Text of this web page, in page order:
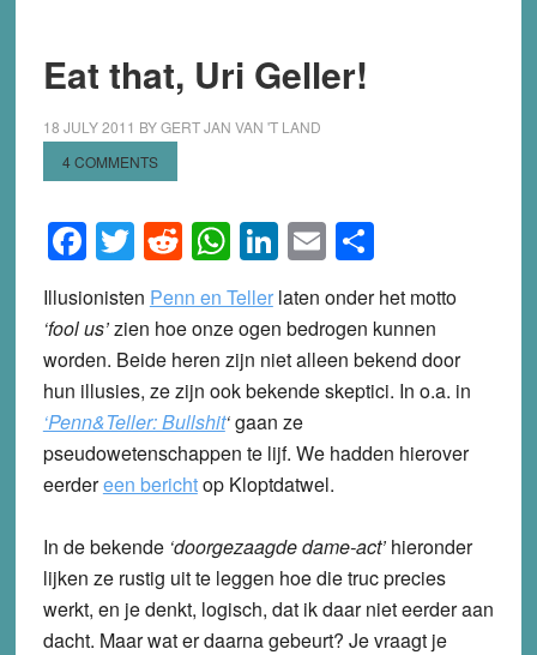
Eat that, Uri Geller!
18 JULY 2011 BYGERT JAN VAN 'T LAND
4 COMMENTS
Facebook
Twitter
Reddit
WhatsApp
LinkedIn
EmailShare
Illusionisten Penn en Tellerlaten onder het motto
‘fool us’zien hoe onze ogen bedrogen kunnen
worden. Beide heren zijn niet alleen bekend door
hun illusies, ze zijn ook bekende skeptici. In o.a. in
‘Penn&Teller: Bullshit‘gaan ze
pseudowetenschappen te lijf. We hadden hierover
eerdereen berichtop Kloptdatwel.
In de bekende ‘doorgezaagde dame-act’hieronder
lijken ze rustig uit te leggen hoe die truc precies
werkt, en je denkt, logisch, dat ik daar niet eerder aan
dacht. Maar wat er daarna gebeurt? Je vraagt je